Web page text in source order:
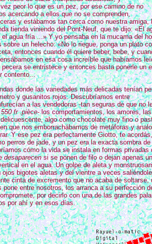
peor lo que es un pez, por ese camino de no
acercando a ellos que no se comprenden,
y estábamos tan cerca como nuestra amiga,
tienda viniendo del Pont-Neuf, que te dijo: «El
agua fría ...» Y yo pensaba en la mucama del
sobre un helecho: «No lo riegue, ponga un plato
entonces cuando él quiere beber, bebe, y
en esa cosa increíble que habíamos
se entristece y entonces basta ponerle un
contento...
donde las variedades más delicadas tenían
y gusanitos rojos. Descubríamos entre
a las vendedoras -tan seguras de que no
550 fr .pièce-los comportamientos, los amores, las
algo como chocolate muy fino o
que nos emborrachábamos de metáforas y
Y ese pez era perfectamente Giotto, te
perros de jade, y un pez era la exacta sombra de
cómo la vida se instala en formas privadas
desaparecensi se ponen de filo o dejan apenas
en el agua. Un golpe de aleta y
bigotes aletas y del vientre a veces
cinta de excremento que no acaba de soltarse,
pone entre nosotros, los arranca a su perfección
por decirlo con una de las grandes
por ahí y en esos días.